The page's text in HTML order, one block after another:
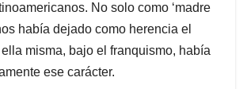
No solo como ‘madre
había dejado como herencia el
misma, bajo el franquismo, había
ese carácter.